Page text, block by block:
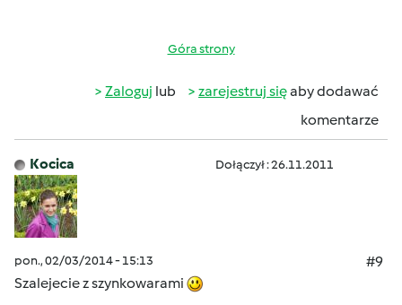
Góra strony
Zaloguj lub zarejestruj sięaby dodawać
komentarze
Kocica Dołączył : 26.11.2011
pon., 02/03/2014 - 15:13
#9
Szalejecie z szynkowarami